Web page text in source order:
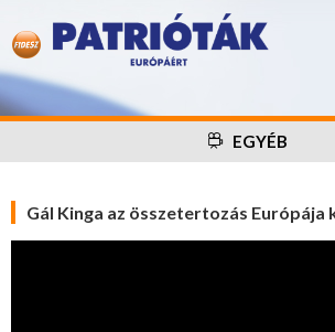
EGYÉB
Gál Kinga az összetertozás Európája